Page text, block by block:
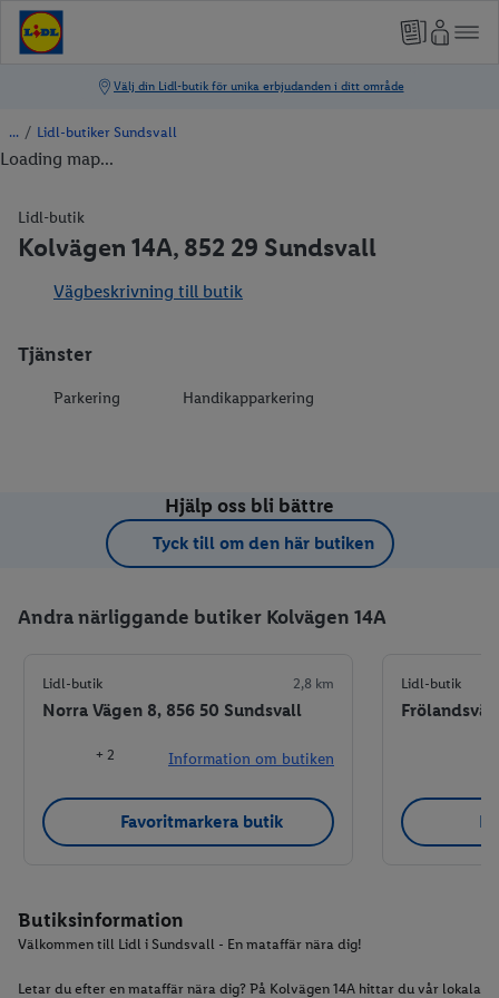
/ Lidl-butiker Sundsvall
Loading map...
Lidl-butik
Kolvägen 14A, 852 29 Sundsvall
Vägbeskrivning till butik
Tjänster
Parkering Handikapparkering
Hjälp oss bli bättre
Tyck till om den här butiken
Andra närliggande butiker Kolvägen 14A
Lidl-butik 2,8 km
Norra Vägen 8, 856 50 Sundsvall
+ 2 Information om butiken
Favoritmarkera butik
Lidl-butik
Butiksinformation
Välkommen till Lidl i Sundsvall - En mataffär nära dig!
Letar du efter en mataffär nära dig? På Kolvägen 14A hittar du vår lokala